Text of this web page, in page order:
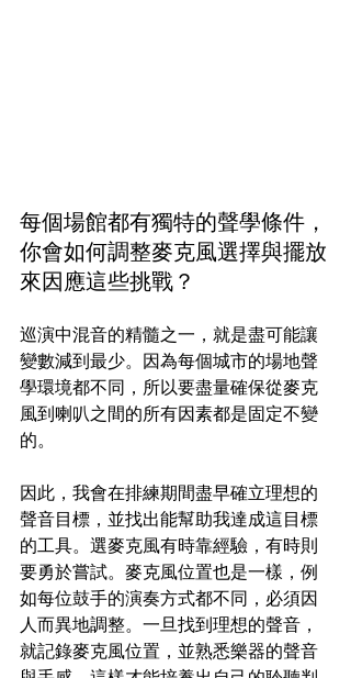
每個場館都有獨特的聲學條件，
你會如何調整麥克風選擇與擺放
來因應這些挑戰？
巡演中混音的精髓之一，就是盡可能讓
變數減到最少。因為每個城市的場地聲
學環境都不同，所以要盡量確保從麥克
風到喇叭之間的所有因素都是固定不變
的。
因此，我會在排練期間盡早確立理想的
聲音目標，並找出能幫助我達成這目標
的工具。選麥克風有時靠經驗，有時則
要勇於嘗試。麥克風位置也是一樣，例
如每位鼓手的演奏方式都不同，必須因
人而異地調整。一旦找到理想的聲音，
就記錄麥克風位置，並熟悉樂器的聲音